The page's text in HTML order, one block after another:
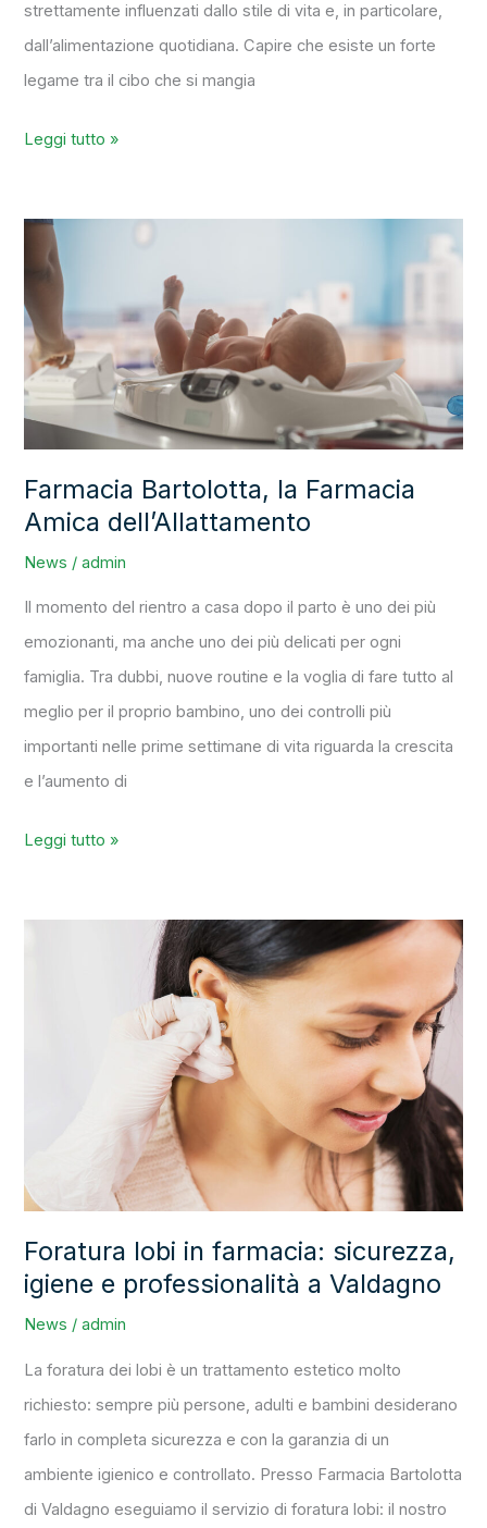
strettamente influenzati dallo stile di vita e, in particolare,
dall’alimentazione quotidiana. Capire che esiste un forte
legame tra il cibo che si mangia
Leggi tutto »
Farmacia Bartolotta, la Farmacia
Amica dell’Allattamento
News /admin
Il momento del rientro a casa dopo il parto è uno dei più
emozionanti, ma anche uno dei più delicati per ogni
famiglia. Tra dubbi, nuove routine e la voglia di fare tutto al
meglio per il proprio bambino, uno dei controlli più
importanti nelle prime settimane di vita riguarda la crescita
e l’aumento di
Farmacia
Bartolotta,
la
Farmacia
Amica
dell’Allattamento
Leggi tutto »
Foratura lobi in farmacia: sicurezza,
igiene e professionalità a Valdagno
News /admin
La foratura dei lobi è un trattamento estetico molto
richiesto: sempre più persone, adulti e bambini desiderano
farlo in completa sicurezza e con la garanzia di un
ambiente igienico e controllato. Presso Farmacia Bartolotta
di Valdagno eseguiamo il servizio di foratura lobi: il nostro
professionalità
a
Valdagno